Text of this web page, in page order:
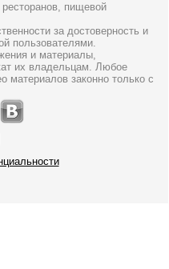
пищевой
за достоверность и
пользователями.
и материалы,
их владельцам. Любое
материалов законно только с